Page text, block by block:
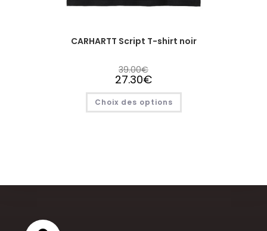
CARHARTT Script T-shirt noir
39.00€
27.30€
Choix des options